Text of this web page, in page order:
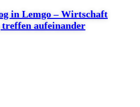
in Lemgo – Wirtschaft
aufeinander